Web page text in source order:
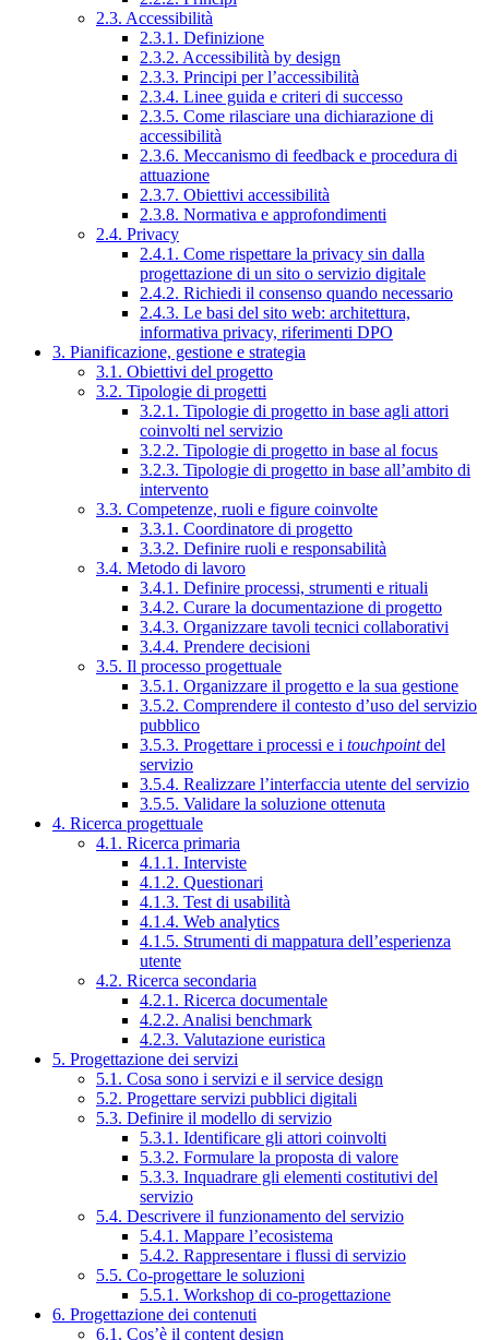
2.3. Accessibilità
2.3.1. Definizione
2.3.2. Accessibilità by design
2.3.3. Principi per l’accessibilità
2.3.4. Linee guida e criteri di successo
2.3.5. Come rilasciare una dichiarazione di
accessibilità
2.3.6. Meccanismo di feedback e procedura di
attuazione
2.3.7. Obiettivi accessibilità
2.3.8. Normativa e approfondimenti
2.4. Privacy
2.4.1. Come rispettare la privacy sin dalla
progettazione di un sito o servizio digitale
2.4.2. Richiedi il consenso quando necessario
2.4.3. Le basi del sito web: architettura,
informativa privacy, riferimenti DPO
3. Pianificazione, gestione e strategia
3.1. Obiettivi del progetto
3.2. Tipologie di progetti
3.2.1. Tipologie di progetto in base agli attori
coinvolti nel servizio
3.2.2. Tipologie di progetto in base al focus
3.2.3. Tipologie di progetto in base all’ambito di
intervento
3.3. Competenze, ruoli e figure coinvolte
3.3.1. Coordinatore di progetto
3.3.2. Definire ruoli e responsabilità
3.4. Metodo di lavoro
3.4.1. Definire processi, strumenti e rituali
3.4.2. Curare la documentazione di progetto
3.4.3. Organizzare tavoli tecnici collaborativi
3.4.4. Prendere decisioni
3.5. Il processo progettuale
3.5.1. Organizzare il progetto e la sua gestione
3.5.2. Comprendere il contesto d’uso del servizio
pubblico
3.5.3. Progettare i processi e i touchpointdel
servizio
3.5.4. Realizzare l’interfaccia utente del servizio
3.5.5. Validare la soluzione ottenuta
4. Ricerca progettuale
4.1. Ricerca primaria
4.1.1. Interviste
4.1.2. Questionari
4.1.3. Test di usabilità
4.1.4. Web analytics
4.1.5. Strumenti di mappatura dell’esperienza
utente
4.2. Ricerca secondaria
4.2.1. Ricerca documentale
4.2.2. Analisi benchmark
4.2.3. Valutazione euristica
5. Progettazione dei servizi
5.1. Cosa sono i servizi e il service design
5.2. Progettare servizi pubblici digitali
5.3. Definire il modello di servizio
5.3.1. Identificare gli attori coinvolti
5.3.2. Formulare la proposta di valore
5.3.3. Inquadrare gli elementi costitutivi del
servizio
5.4. Descrivere il funzionamento del servizio
5.4.1. Mappare l’ecosistema
5.4.2. Rappresentare i flussi di servizio
5.5. Co-progettare le soluzioni
5.5.1. Workshop di co-progettazione
6. Progettazione dei contenuti
6.1. Cos’è il content design